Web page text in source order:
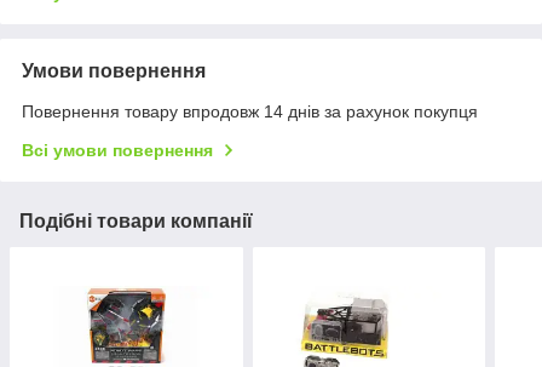
Умови повернення
Повернення товару впродовж 14 днів за рахунок покупця
Всі умови повернення
Подібні товари компанії